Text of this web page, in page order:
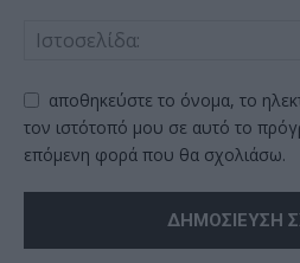
αποθηκεύστε το όνομα, το
τον ιστότοπό μου σε αυτό το
επόμενη φορά που θα σχολιάσω.